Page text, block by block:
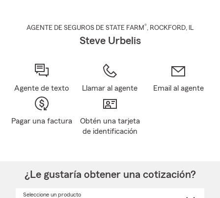
AGENTE DE SEGUROS DE STATE FARM®, ROCKFORD, IL
Steve Urbelis
Agente de texto Llamar al agente Email al agente
Pagar una factura
Obtén una tarjeta
de identificación
¿Le gustaría obtener una cotización?
Seleccione un producto